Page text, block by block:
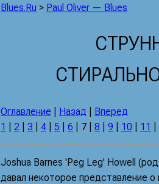
Blues.Ru > Paul Oliver — Blues
Оглавление Назад
Вперед
1
2 3 4 5 6 7 8 9 10 11
Joshua Barnes 'Peg Leg' Howell
давал некоторое представление